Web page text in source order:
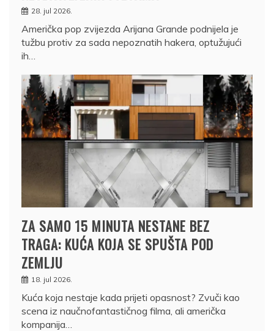
28. jul 2026.
Američka pop zvijezda Arijana Grande podnijela je
tužbu protiv za sada nepoznatih hakera, optužujući
ih…
ZA SAMO 15 MINUTA NESTANE BEZ
TRAGA: KUĆA KOJA SE SPUŠTA POD
ZEMLJU
18. jul 2026.
Kuća koja nestaje kada prijeti opasnost? Zvuči kao
scena iz naučnofantastičnog filma, ali američka
kompanija…